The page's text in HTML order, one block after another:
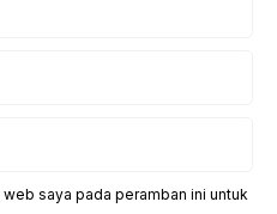
saya pada peramban ini untuk